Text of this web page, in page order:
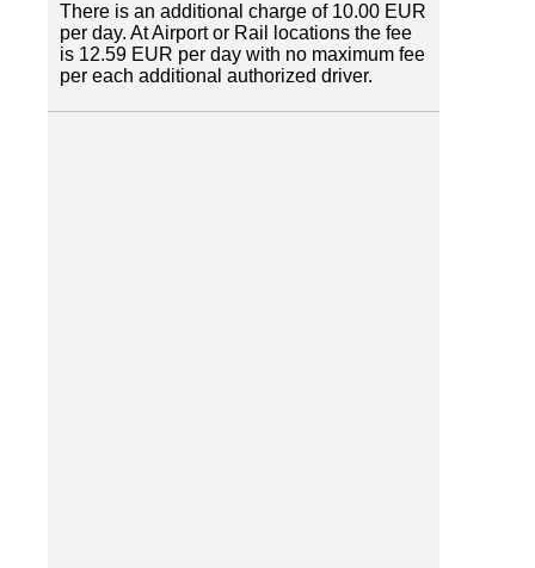
There is an additional charge of 10.00 EUR
per day. At Airport or Rail locations the fee
is 12.59 EUR per day with no maximum fee
per each additional authorized driver.